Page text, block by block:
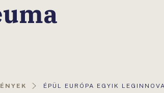
AKTUÁLIS
ÉPÜL EURÓPA EGYIK